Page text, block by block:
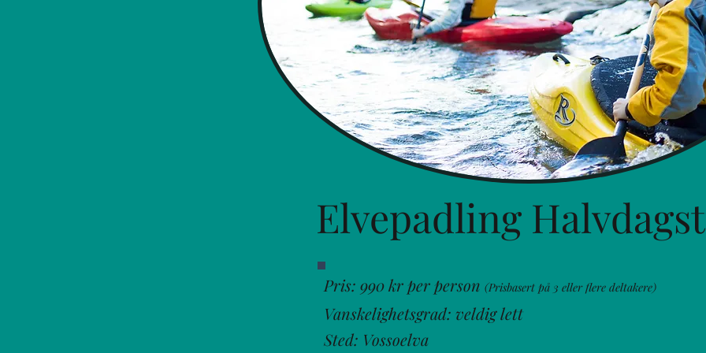
Elvepadling
Pris: 990 kr per person (Prisbasert på 3 eller flere deltakere)
Vanskelighetsgrad: veldig lett
Sted: Vossoelva